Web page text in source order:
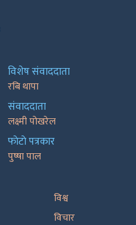
विशेष संवाददाता
रबि थापा
संवाददाता
लक्ष्मी पोखरेल
फाेटाे पत्रकार
पुष्षा पाल
विश्व
विचार